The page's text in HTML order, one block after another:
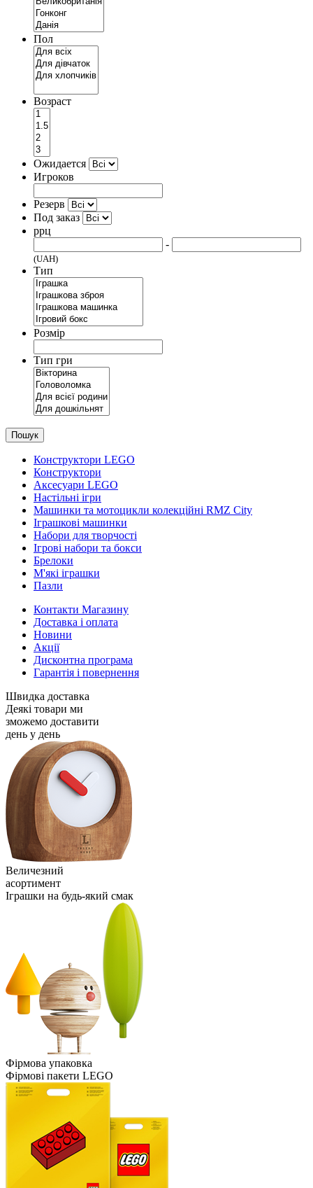
Пол
Возраст
Ожидается
Игроков
Резерв
Под заказ
ррц
-
(UAH)
Тип
Розмір
Тип гри
Пошук
Конструктори LEGO
Конструктори
Аксесуари LEGO
Настільні ігри
Машинки та мотоцикли колекційні RMZ City
Іграшкові машинки
Набори для творчості
Ігрові набори та бокси
Брелоки
М'які іграшки
Пазли
Контакти Магазину
Доставка і оплата
Новини
Акції
Дисконтна програма
Гарантія і повернення
Швидка доставка
Деякі товари ми
зможемо доставити
день у день
Величезний
асортимент
Іграшки на будь-який смак
Фірмова упаковка
Фірмові пакети LEGO